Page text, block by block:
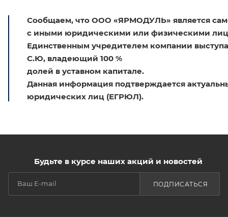
Сообщаем, что ООО «ЯРМОДУЛЬ» является
с иными юридическими или физическими
Единственным учредителем компании
С.Ю, владеющий 100 %
долей в уставном капитале.
Данная информация подтверждается
юридических лиц (ЕГРЮЛ).
Будьте в курсе наших акций и новостей
ПОДПИСАТЬСЯ